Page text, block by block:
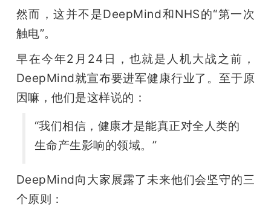
然而，这并不是DeepMind和NHS的“第一次
触电”。
早在今年2月24日，也就是人机大战之前，
DeepMind就宣布要进军健康行业了。至于原
因嘛，他们是这样说的：
“我们相信，健康才是能真正对全人类的
生命产生影响的领域。”
DeepMind向大家展露了未来他们会坚守的三
个原则：